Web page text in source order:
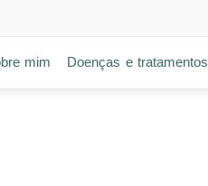
mim Doenças e tratamentos